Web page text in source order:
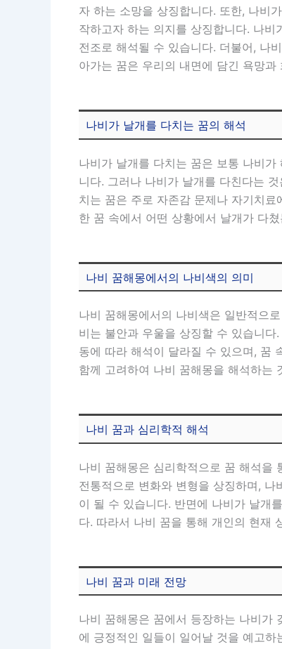
자 하는 소망을 상징합니다. 또한, 나비
작하고자 하는 의지를 상징합니다. 나
전조로 해석될 수 있습니다. 더불어, 나
아가는 꿈은 우리의 내면에 담긴 욕망
나비가 날개를 다치는 꿈의 해석
나비가 날개를 다치는 꿈은 보통 나비
니다. 그러나 나비가 날개를 다친다는
치는 꿈은 주로 자존감 문제나 자기치
한 꿈 속에서 어떤 상황에서 날개가 다
나비 꿈해몽에서의 나비색의 의미
나비 꿈해몽에서의 나비색은 일반적으
비는 불안과 우울을 상징할 수 있습니
동에 따라 해석이 달라질 수 있으며, 꿈
함께 고려하여 나비 꿈해몽을 해석하는
나비 꿈과 심리학적 해석
나비 꿈해몽은 심리학적으로 꿈 해석을
전통적으로 변화와 변형을 상징하며,
이 될 수 있습니다. 반면에 나비가 날개
다. 따라서 나비 꿈을 통해 개인의 현재
나비 꿈과 미래 전망
나비 꿈해몽은 꿈에서 등장하는 나비가
에 긍정적인 일들이 일어날 것을 예고